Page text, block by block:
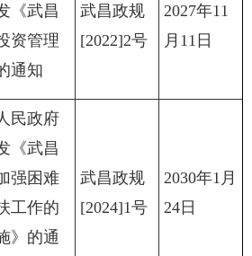
《武昌
资管理
通知
武昌政规
[2022]2号
2027年11
月11日
民政府
《武昌
强困难
工作的
》的通
武昌政规
[2024]1号
2030年1月
24日